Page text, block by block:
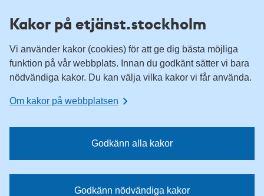
Kakor på etjänst.stockholm
Vi använder kakor (cookies) för att ge dig bästa möjliga
funktion på vår webbplats. Innan du godkänt sätter vi bara
nödvändiga kakor. Du kan välja vilka kakor vi får använda.
Om kakor på webbplatsen
Godkänn alla kakor
Godkänn nödvändiga kakor